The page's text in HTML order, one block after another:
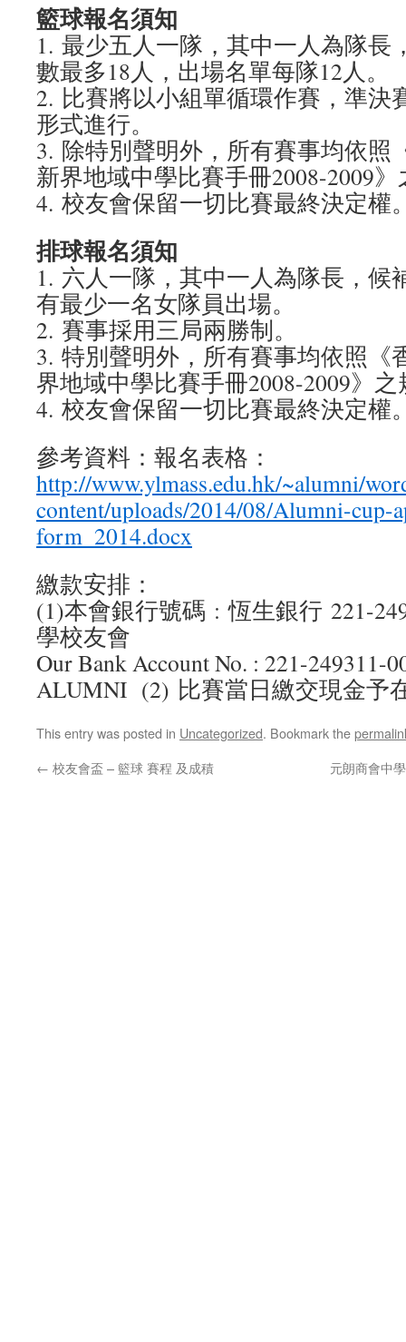
籃球報名須知
1. 最少五人一隊，其中一人為隊長
數最多18人，出場名單每隊12人。
2. 比賽將以小組單循環作賽，準決
形式進行。
3. 除特別聲明外，所有賽事均依照
新界地域中學比賽手冊2008-2009
4. 校友會保留一切比賽最終決定權
排球報名須知
1. 六人一隊，其中一人為隊長，候
有最少一名女隊員出場。
2. 賽事採用三局兩勝制。
3. 特別聲明外，所有賽事均依照《
界地域中學比賽手冊2008-2009》
4. 校友會保留一切比賽最終決定權
參考資料：報名表格：
http://www.ylmass.edu.hk/~alumni/
content/uploads/2014/08/Alumni-cup-
form_2014.docx
繳款安排：
(1)本會銀行號碼 : 恆生銀行 221-
學校友會
Our Bank Account No. : 221-249311-
ALUMNI (2) 比賽當日繳交現金予
This entry was posted in Uncategorized. Bookmark the
← 校友會盃 – 籃球 賽程 及成積 元朗商會中